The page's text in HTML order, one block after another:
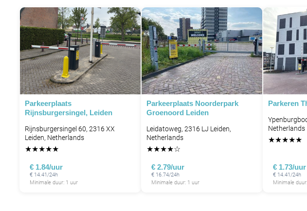
P
Parkeerplaats
Rijnsburgersingel, Leiden
Rijnsburgersingel 60, 2316 XX
Leiden, Netherlands
★★★★★
€ 1.84/uur
€ 14.41/24h
Minimale duur: 1 uur
Parkeerplaats Noorderpark
Groenoord Leiden
Leidatoweg, 2316 LJ Leiden,
Netherlands
★★★★☆
€ 2.79/uur
€ 16.74/24h
Minimale duur: 1 uur
Parkeren
Netherlands
★★★★★
€ 1.73/uur
€ 14.41/24h
Minimale